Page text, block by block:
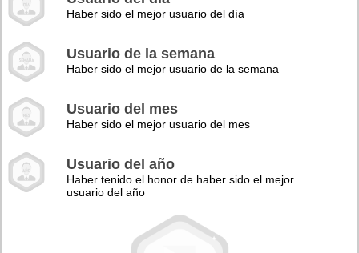
Haber sido el mejor usuario del día
Usuario de la semana
Haber sido el mejor usuario de la semana
Usuario del mes
Haber sido el mejor usuario del mes
Usuario del año
Haber tenido el honor de haber sido el mejor
usuario del año